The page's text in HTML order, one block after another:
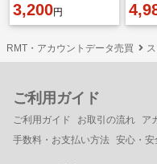
3,200円
RMT・アカウントデータ売買
ご利用ガイド
ご利用ガイド お取引の流れ ア
手数料・お支払い方法 安心・安